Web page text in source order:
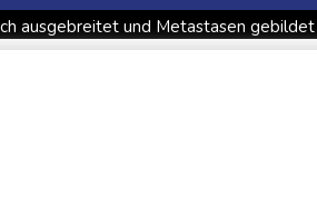
ausgebreitet und Metastasen gebildet
Sohn: Krebs